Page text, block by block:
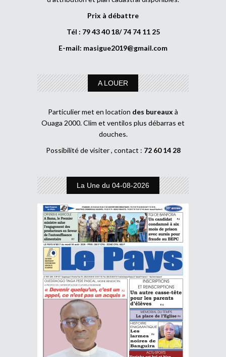
Prix à débattre
Tél : 79 43 40 18/ 74 74 11 25
E-mail: masigue2019@gmail.com
A LOUER
Particulier met en location des bureaux à
Ouaga 2000. Clim et ventilos plus débarras et
douches.
Possibilité de visiter , contact : 72 60 14 28
La Une du 04-08-2026